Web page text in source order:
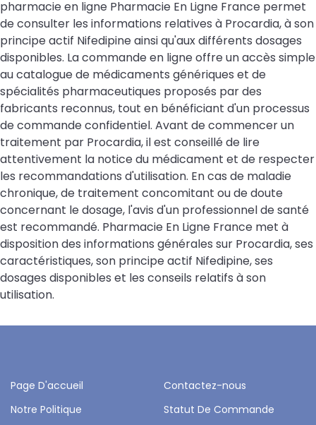
pharmacie en ligne Pharmacie En Ligne France permet
de consulter les informations relatives à Procardia, à son
principe actif Nifedipine ainsi qu'aux différents dosages
disponibles. La commande en ligne offre un accès simple
au catalogue de médicaments génériques et de
spécialités pharmaceutiques proposés par des
fabricants reconnus, tout en bénéficiant d'un processus
de commande confidentiel. Avant de commencer un
traitement par Procardia, il est conseillé de lire
attentivement la notice du médicament et de respecter
les recommandations d'utilisation. En cas de maladie
chronique, de traitement concomitant ou de doute
concernant le dosage, l'avis d'un professionnel de santé
est recommandé. Pharmacie En Ligne France met à
disposition des informations générales sur Procardia, ses
caractéristiques, son principe actif Nifedipine, ses
dosages disponibles et les conseils relatifs à son
utilisation.
Page D'accueil
Contactez-nous
Notre Politique
Statut De Commande